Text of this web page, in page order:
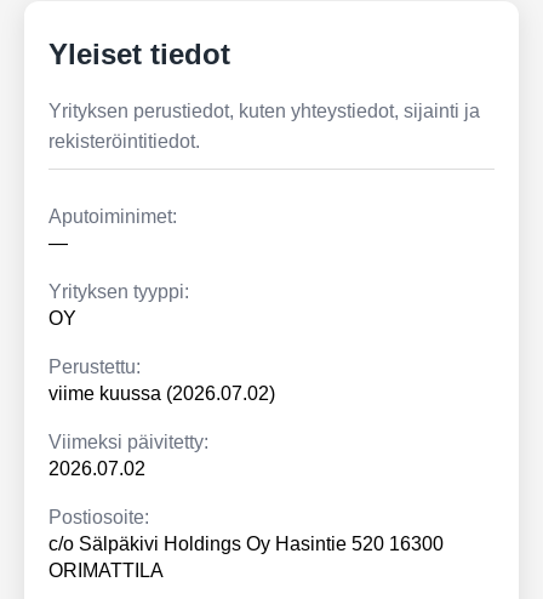
Yleiset tiedot
Yrityksen perustiedot, kuten yhteystiedot, sijainti ja
rekisteröintitiedot.
Aputoiminimet:
—
Yrityksen tyyppi:
OY
Perustettu:
viime kuussa (2026.07.02)
Viimeksi päivitetty:
2026.07.02
Postiosoite:
c/o Sälpäkivi Holdings Oy Hasintie 520 16300
ORIMATTILA